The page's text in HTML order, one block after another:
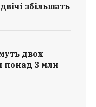
збільшать
двох
понад 3 млн